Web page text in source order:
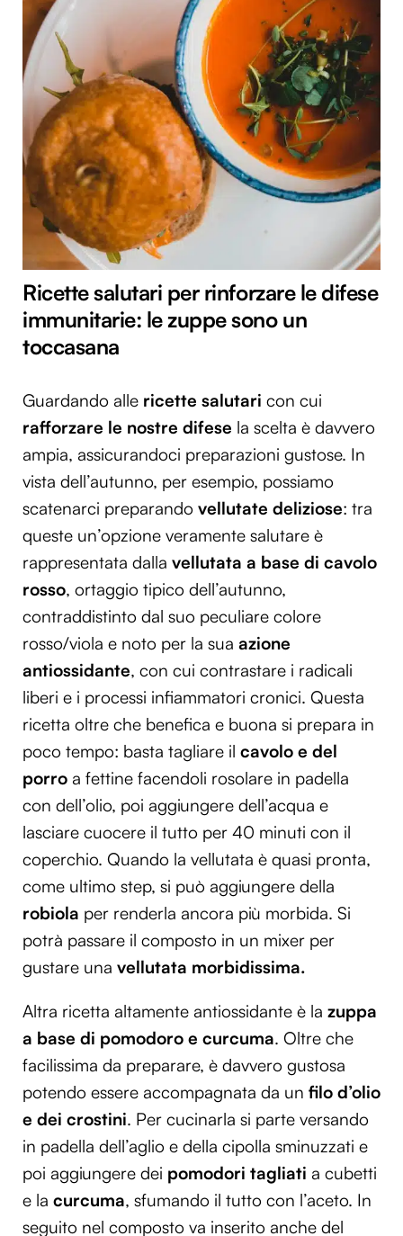
Ricette salutari per rinforzare le difese
immunitarie: le zuppe sono un
toccasana
Guardando alle ricette salutari con cui
rafforzare le nostre difese la scelta è davvero
ampia, assicurandoci preparazioni gustose. In
vista dell’autunno, per esempio, possiamo
scatenarci preparando vellutate deliziose: tra
queste un’opzione veramente salutare è
rappresentata dalla vellutata a base di cavolo
rosso, ortaggio tipico dell’autunno,
contraddistinto dal suo peculiare colore
rosso/viola e noto per la sua azione
antiossidante, con cui contrastare i radicali
liberi e i processi infiammatori cronici. Questa
ricetta oltre che benefica e buona si prepara in
poco tempo: basta tagliare il cavolo e del
porro a fettine facendoli rosolare in padella
con dell’olio, poi aggiungere dell’acqua e
lasciare cuocere il tutto per 40 minuti con il
coperchio. Quando la vellutata è quasi pronta,
come ultimo step, si può aggiungere della
robiola per renderla ancora più morbida. Si
potrà passare il composto in un mixer per
gustare una vellutata morbidissima.
Altra ricetta altamente antiossidante è la zuppa
a base di pomodoro e curcuma. Oltre che
facilissima da preparare, è davvero gustosa
potendo essere accompagnata da un filo d’olio
e dei crostini. Per cucinarla si parte versando
in padella dell’aglio e della cipolla sminuzzati e
poi aggiungere dei pomodori tagliati a cubetti
e la curcuma, sfumando il tutto con l’aceto. In
seguito nel composto va inserito anche del